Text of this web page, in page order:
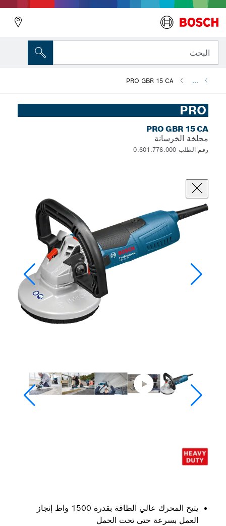
البحث
...
PRO GBR 15 CA
PRO
PRO GBR 15 CA
مجلخة الخرسانة
رقم الطلب 0.601.776.000
يتيح المحرك عالي الطاقة بقدرة 1500 واط إنجاز
العمل بسرعة حتى تحت الحمل